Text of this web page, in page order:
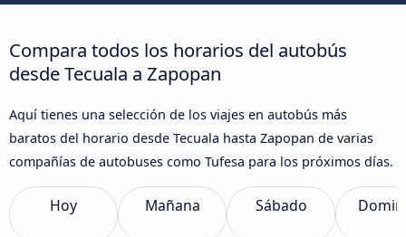
Compara todos los horarios del autobús
desde Tecuala a Zapopan
Aquí tienes una selección de los viajes en autobús más
baratos del horario desde Tecuala hasta Zapopan de varias
compañías de autobuses como Tufesa para los próximos días.
Hoy Mañana Sábado